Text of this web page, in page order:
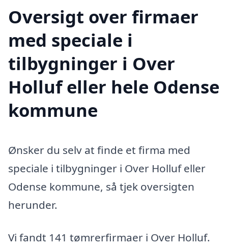
Oversigt over firmaer
med speciale i
tilbygninger i Over
Holluf eller hele Odense
kommune
Ønsker du selv at finde et firma med
speciale i tilbygninger i Over Holluf eller
Odense kommune, så tjek oversigten
herunder.
Vi fandt 141 tømrerfirmaer i Over Holluf.